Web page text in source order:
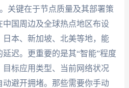
关键在于节点质量及其部署策
中国周边及全球热点地区布设
本、新加坡、北美等地，能
迟。更重要的是其“智能”程度
标应用类型、当前网络状况
避开拥堵。那些需要你手动